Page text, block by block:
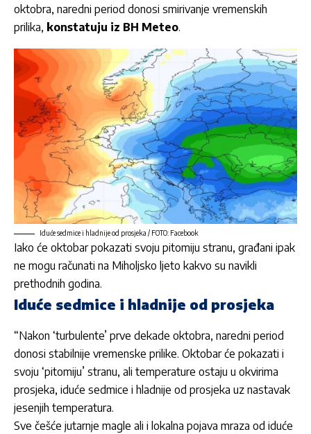
oktobra, naredni period donosi smirivanje vremenskih
prilika, konstatuju iz BH Meteo.
Iduće sedmice i hladnije od prosjeka / FOTO: Facebook
Iako će oktobar pokazati svoju pitomiju stranu, građani ipak
ne mogu računati na Miholjsko ljeto kakvo su navikli
prethodnih godina.
Iduće sedmice i hladnije od prosjeka
“Nakon ‘turbulente’ prve dekade oktobra, naredni period
donosi stabilnije vremenske prilike. Oktobar će pokazati i
svoju ‘pitomiju’ stranu, ali temperature ostaju u okvirima
prosjeka, iduće sedmice i hladnije od prosjeka uz nastavak
jesenjih temperatura.
Sve češće jutarnje magle ali i lokalna pojava mraza od iduće